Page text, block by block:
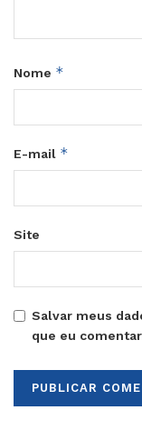
Nome *
E-mail *
Site
Salvar meus
que eu